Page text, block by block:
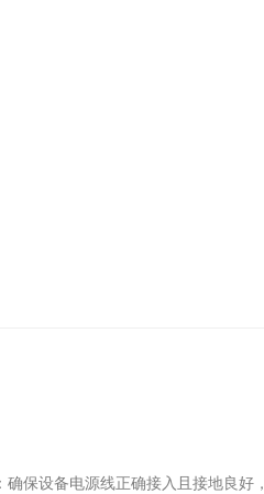
保设备电源线正确接入且接地良好，